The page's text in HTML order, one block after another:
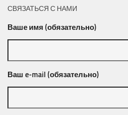
СВЯЗАТЬСЯ С НАМИ
Ваше имя (обязательно)
Ваш e-mail (обязательно)